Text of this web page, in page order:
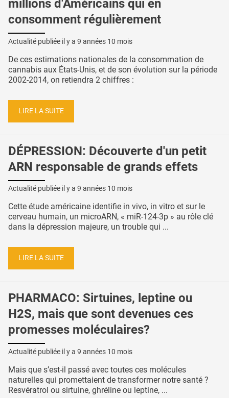
millions d'Américains qui en
consomment régulièrement
Actualité publiée il y a 9 années 10 mois
De ces estimations nationales de la consommation de
cannabis aux États-Unis, et de son évolution sur la période
2002-2014, on retiendra 2 chiffres :
LIRE LA SUITE
DÉPRESSION: Découverte d'un petit
ARN responsable de grands effets
Actualité publiée il y a 9 années 10 mois
Cette étude américaine identifie in vivo, in vitro et sur le
cerveau humain, un microARN, « miR-124-3p » au rôle clé
dans la dépression majeure, un trouble qui ...
LIRE LA SUITE
PHARMACO: Sirtuines, leptine ou
H2S, mais que sont devenues ces
promesses moléculaires?
Actualité publiée il y a 9 années 10 mois
Mais que s’est-il passé avec toutes ces molécules
naturelles qui promettaient de transformer notre santé ?
Resvératrol ou sirtuine, ghréline ou leptine, ...